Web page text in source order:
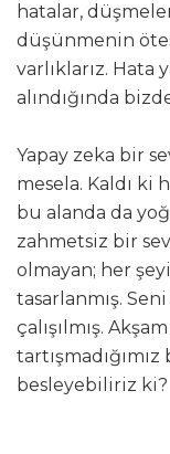
hatalar,
düşünmenin
varlıklarız.
alındığında
Yapay zeka bir
mesela. Kaldı
bu alanda da
zahmetsiz bir
olmayan; her
tasarlanmış.
çalışılmış.
tartışmadığımız
besleyebiliriz ki?